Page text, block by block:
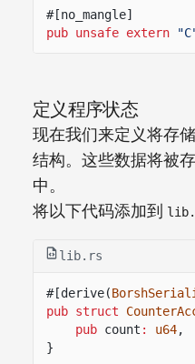
#[no_mangle]
pub unsafe extern
定义程序状态
现在我们来定义将存
结构。这些数据将被
中。
将以下代码添加到
lib.rs
#[derive(
pub struct
pub count : u64,
}